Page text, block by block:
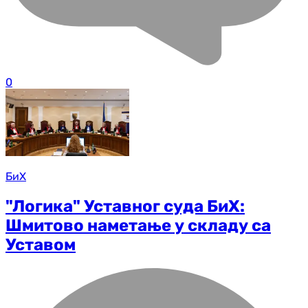
0
БиХ
"Логика" Уставног суда БиХ:
Шмитово наметање у складу са
Уставом